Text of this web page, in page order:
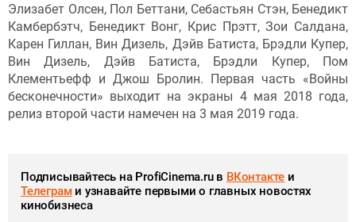
Элизабет Олсен, Пол Беттани, Себастьян Стэн, Бенедикт
Камбербэтч, Бенедикт Вонг, Крис Прэтт, Зои Салдана,
Карен Гиллан, Вин Дизель, Дэйв Батиста, Брэдли Купер,
Вин Дизель, Дэйв Батиста, Брэдли Купер, Пом
Клементьефф и Джош Бролин. Первая часть «Войны
бесконечности» выходит на экраны 4 мая 2018 года,
релиз второй части намечен на 3 мая 2019 года.
Подписывайтесь на ProfiCinema.ru в ВКонтакте и
Телеграми узнавайте первыми о главных новостях
кинобизнеса